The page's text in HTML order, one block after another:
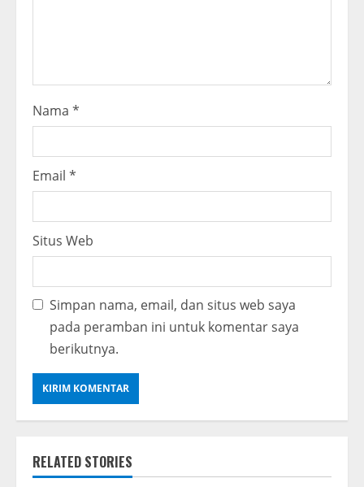
Nama *
Email *
Situs Web
Simpan nama, email, dan situs web saya
pada peramban ini untuk komentar saya
berikutnya.
RELATED STORIES